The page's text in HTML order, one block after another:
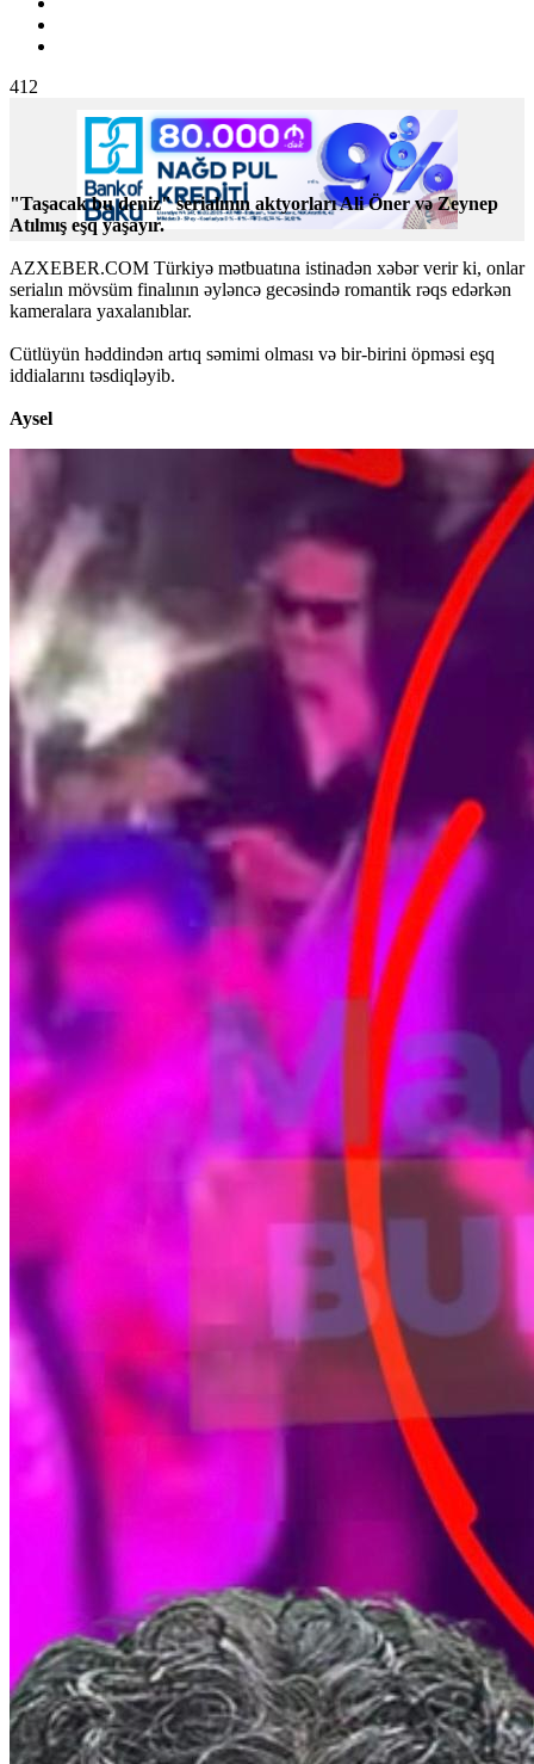
412
"Taşacak bu deniz" serialının aktyorları Ali Öner və Zeynep
Atılmış eşq yaşayır.
AZXEBER.COM Türkiyə mətbuatına istinadən xəbər verir ki, onlar
serialın mövsüm finalının əyləncə gecəsində romantik rəqs edərkən
kameralara yaxalanıblar.
Cütlüyün həddindən artıq səmimi olması və bir-birini öpməsi eşq
iddialarını təsdiqləyib.
Aysel